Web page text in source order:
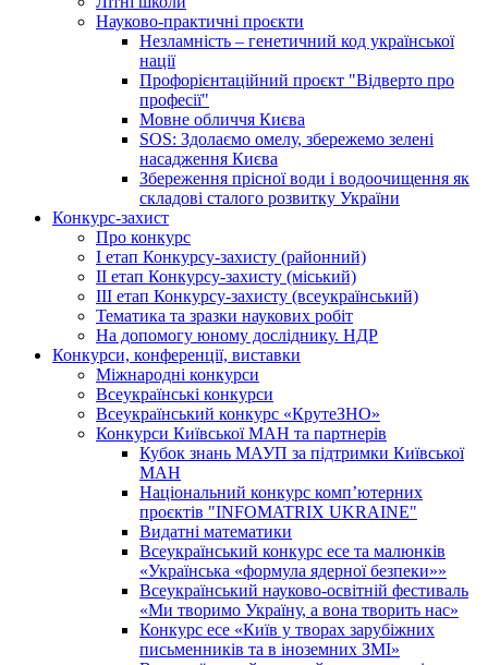
Науково-практичні проєкти
Незламність – генетичний код української
нації
Профорієнтаційний проєкт "Відверто про
професії"
Мовне обличчя Києва
SOS: Здолаємо омелу, збережемо зелені
насадження Києва
Збереження прісної води і водоочищення як
складові сталого розвитку України
Конкурс-захист
Про конкурс
І етап Конкурсу-захисту (районний)
ІІ етап Конкурсу-захисту (міський)
ІІІ етап Конкурсу-захисту (всеукраїнський)
Тематика та зразки наукових робіт
На допомогу юному досліднику. НДР
Конкурси, конференції, виставки
Міжнародні конкурси
Всеукраїнські конкурси
Всеукраїнський конкурс «КрутеЗНО»
Конкурси Київської МАН та партнерів
Кубок знань МАУП за підтримки Київської
МАН
Національний конкурс комп’ютерних
проєктів "INFOMATRIX UKRAINE"
Видатні математики
Всеукраїнський конкурс есе та малюнків
«Українська «формула ядерної безпеки»»
Всеукраїнський науково-освітній фестиваль
«Ми творимо Україну, а вона творить нас»
Конкурс есе «Київ у творах зарубіжних
письменників та в іноземних ЗМІ»